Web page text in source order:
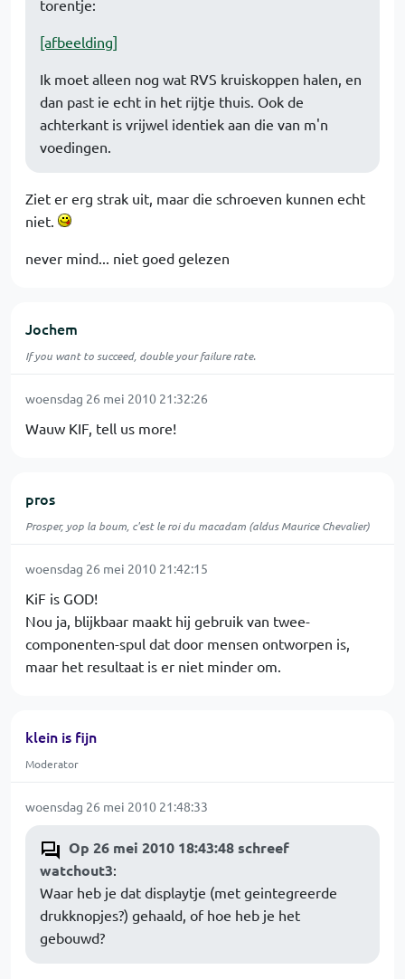
torentje:
[afbeelding]
Ik moet alleen nog wat RVS kruiskoppen halen, en
dan past ie echt in het rijtje thuis. Ook de
achterkant is vrijwel identiek aan die van m'n
voedingen.
Ziet er erg strak uit, maar die schroeven kunnen echt
niet.
never mind... niet goed gelezen
Jochem
If you want to succeed, double your failure rate.
woensdag 26 mei 2010 21:32:26
Wauw KIF, tell us more!
pros
Prosper, yop la boum, c'est le roi du macadam (aldus Maurice Chevalier)
woensdag 26 mei 2010 21:42:15
KiF is GOD!
Nou ja, blijkbaar maakt hij gebruik van twee-
componenten-spul dat door mensen ontworpen is,
maar het resultaat is er niet minder om.
klein is fijn
Moderator
woensdag 26 mei 2010 21:48:33
Op 26 mei 2010 18:43:48 schreef
watchout3:
Waar heb je dat displaytje (met geintegreerde
drukknopjes?) gehaald, of hoe heb je het
gebouwd?